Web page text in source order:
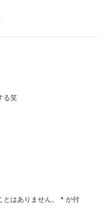
る笑
はありません。 * が付